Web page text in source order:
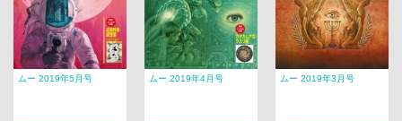
ムー 2019年5月号 ムー 2019年4月号 ムー 2019年3月号